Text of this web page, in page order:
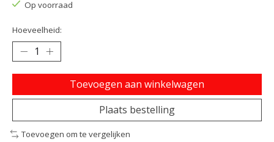
Op voorraad
Hoeveelheid:
Toevoegen aan winkelwagen
Plaats bestelling
Toevoegen om te vergelijken